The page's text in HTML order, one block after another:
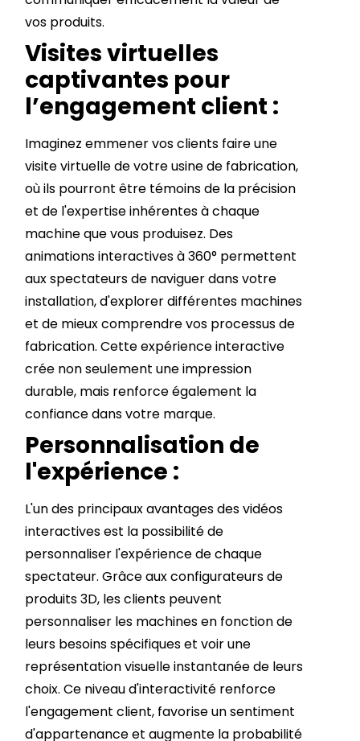
vos produits.
Visites virtuelles
captivantes pour
l’engagement client :
Imaginez emmener vos clients faire une
visite virtuelle de votre usine de fabrication,
où ils pourront être témoins de la précision
et de l'expertise inhérentes à chaque
machine que vous produisez. Des
animations interactives à 360° permettent
aux spectateurs de naviguer dans votre
installation, d'explorer différentes machines
et de mieux comprendre vos processus de
fabrication. Cette expérience interactive
crée non seulement une impression
durable, mais renforce également la
confiance dans votre marque.
Personnalisation de
l'expérience :
L'un des principaux avantages des vidéos
interactives est la possibilité de
personnaliser l'expérience de chaque
spectateur. Grâce aux configurateurs de
produits 3D, les clients peuvent
personnaliser les machines en fonction de
leurs besoins spécifiques et voir une
représentation visuelle instantanée de leurs
choix. Ce niveau d'interactivité renforce
l'engagement client, favorise un sentiment
d'appartenance et augmente la probabilité